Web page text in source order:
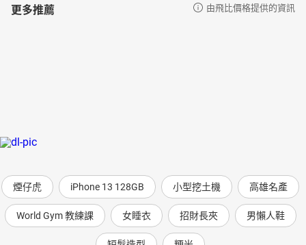
更多推薦 由飛比價格提供的資訊
煙仔虎 iPhone 13 128GB 小型挖土機 高雄名產
World Gym 教練課 女睡衣 招財長夾 男懶人鞋